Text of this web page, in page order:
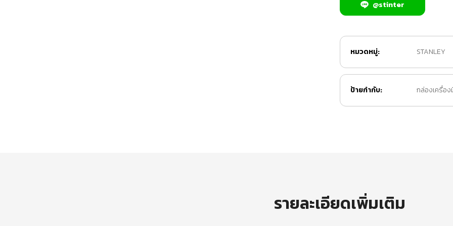
@stinter
หมวดหมู่: STANLEY
ป้ายกำกับ: กล่องเครื่อง
รายละเอียดเพิ่มเติม